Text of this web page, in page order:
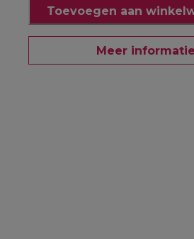
Toevoegen aan
Meer informatie